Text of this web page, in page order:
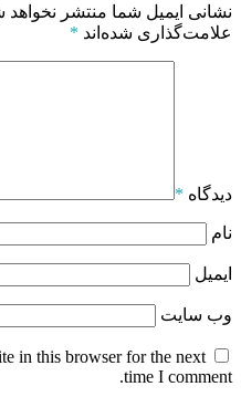
نشانی ایمیل شما منتشر نخواهد
علامت‌گذاری شده‌اند *
دیدگاه *
نام
ایمیل
وب‌ سایت
in this browser for the next
time I comment.